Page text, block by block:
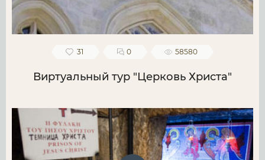
31 0 58580
Виртуальный тур "Церковь Христа"